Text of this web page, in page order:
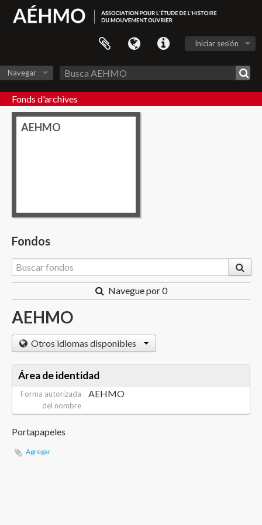
Iniciar sesión
Navegar
Fonds d'archives
AEHMO
Fondos
Navegue por 0
AEHMO
Otros idiomas disponibles
Área de identidad
Forma autorizada
del nombre
AEHMO
Portapapeles
Agregar